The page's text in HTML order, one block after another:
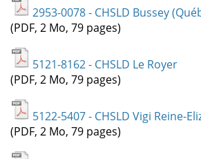
2953-0078 - CHSLD Bussey
(PDF, 2 Mo, 79 pages)
5121-8162 - CHSLD Le Royer
(PDF, 2 Mo, 79 pages)
5122-5407 - CHSLD Vigi Reine-
(PDF, 2 Mo, 79 pages)